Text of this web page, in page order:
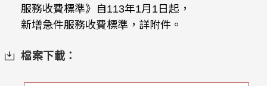
服務收費標準》自113年1月1日起，
新增急件服務收費標準，詳附件。
檔案下載：